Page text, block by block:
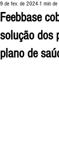
Feebbase
solução dos
plano de
9 de fev. de 2024 1 min de